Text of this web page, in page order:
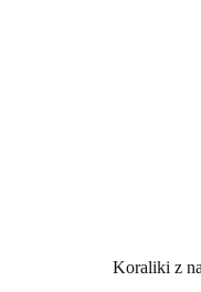
Koraliki z